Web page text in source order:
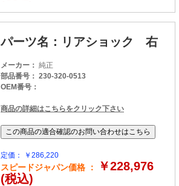
パーツ名：リアショック 右
メーカー： 純正
部品番号： 230-320-0513
OEM番号：
商品の詳細はこちらをクリック下さい
定価： ￥286,220
スピードジャパン価格 ：
￥228,976
(税込)